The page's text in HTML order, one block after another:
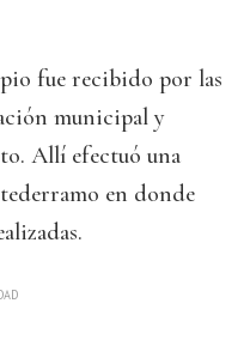
fue recibido por las
municipal y
Allí efectuó una
en donde